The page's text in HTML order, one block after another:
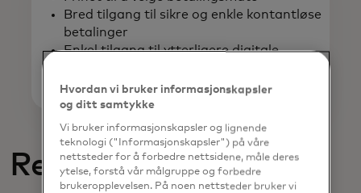
Bred tilgang til sikre og enkle kontantløse
betalinger
Enkel tilgang til ytterligere digitale
Resultater
Hvordan vi bruker informasjonskapsler
og ditt samtykke
Vi bruker informasjonskapsler og lignende
teknologi ("Informasjonskapsler") på våre
nettsteder for å forbedre nettsidene, måle deres
ytelse, forstå vår målgruppe og forbedre
brukeropplevelsen. På noen nettsteder bruker vi